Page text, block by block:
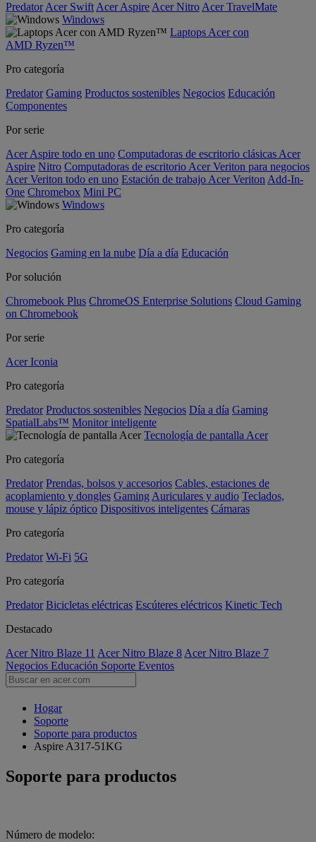
Predator Acer Swift Acer Aspire Acer Nitro Acer TravelMate
Windows
Laptops Acer con
AMD Ryzen™
Pro categoría
Predator Gaming Productos sostenibles Negocios Educación
Componentes
Por serie
Acer Aspire todo en uno Computadoras de escritorio clásicas Acer
Aspire Nitro Computadoras de escritorio Acer Veriton para negocios
Acer Veriton todo en uno Estación de trabajo Acer Veriton Add-In-
One Chromebox Mini PC
Windows
Pro categoría
Negocios Gaming en la nube Día a día Educación
Por solución
Chromebook Plus ChromeOS Enterprise Solutions Cloud Gaming
on Chromebook
Por serie
Acer Iconia
Pro categoría
Predator Productos sostenibles Negocios Día a día Gaming
SpatialLabs™ Monitor inteligente
Tecnología de pantalla Acer
Pro categoría
Predator Prendas, bolsos y accesorios Cables, estaciones de
acoplamiento y dongles Gaming Auriculares y audio Teclados,
mouse y lápiz óptico Dispositivos inteligentes Cámaras
Pro categoría
Predator Wi-Fi 5G
Pro categoría
Predator Bicicletas eléctricas Escúteres eléctricos Kinetic Tech
Destacado
Acer Nitro Blaze 11 Acer Nitro Blaze 8 Acer Nitro Blaze 7
Negocios Educación Soporte Eventos
Hogar
Soporte
Soporte para productos
Aspire A317-51KG
Soporte para productos
Número de modelo: